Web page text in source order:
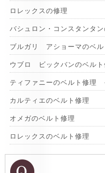
ロレックスの修理
バシュロン・コンスタンタン
ブルガリ アショーマのベル
ウブロ ビックバンのベルト
ティファニーのベルト修理
カルティエのベルト修理
オメガのベルト修理
ロレックスのベルト修理